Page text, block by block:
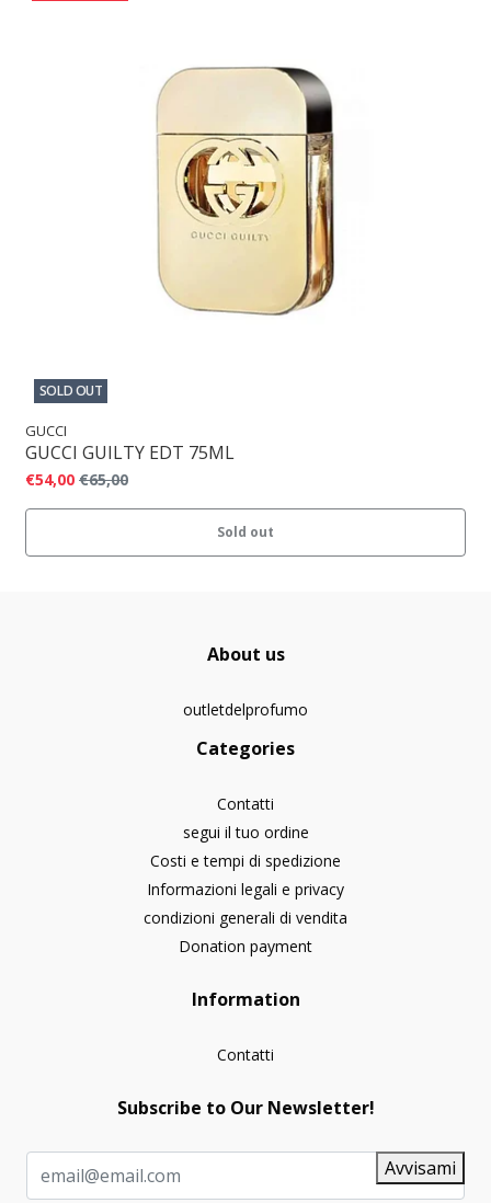
SOLD OUT
GUCCI
GUCCI GUILTY EDT 75ML
€54,00 €65,00
Sold out
About us
outletdelprofumo
Categories
Contatti
segui il tuo ordine
Costi e tempi di spedizione
Informazioni legali e privacy
condizioni generali di vendita
Donation payment
Information
Contatti
Subscribe to Our Newsletter!
Avvisami